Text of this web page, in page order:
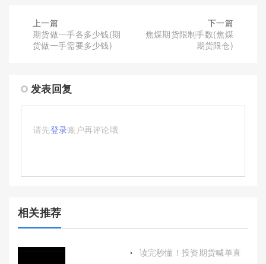
上一篇
期货做一手各多少钱(期
货做一手需要多少钱)
下一篇
焦煤期货限制手数(焦煤
期货限仓)
发表回复
请先登录账户再评论哦
相关推荐
读完秒懂！投资期货喊单直